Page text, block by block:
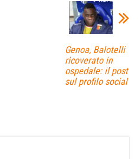
Genoa, Balotelli
ricoverato in
ospedale: il post
sul profilo social